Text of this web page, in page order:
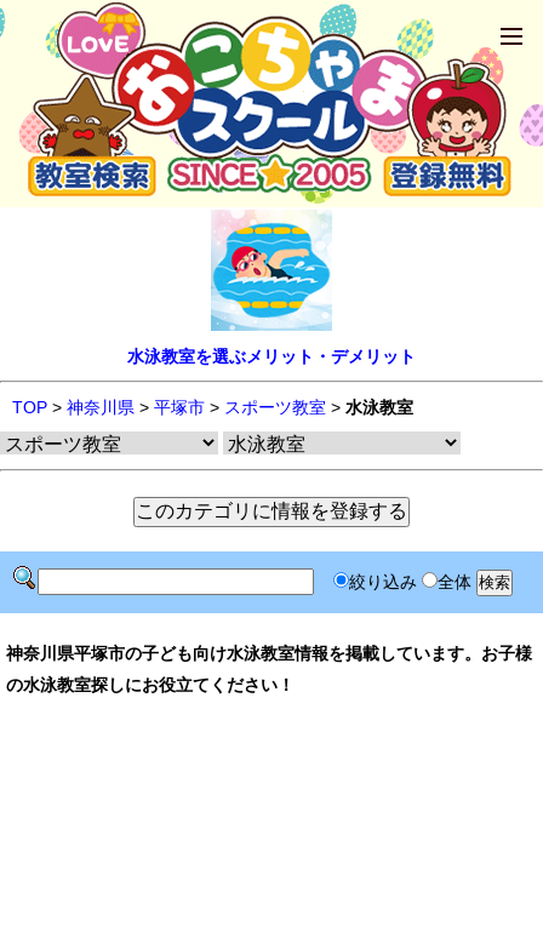
水泳教室を選ぶメリット・デメリット
TOP > 神奈川県 > 平塚市 > スポーツ教室 > 水泳教室
絞り込み 全体
神奈川県平塚市の子ども向け水泳教室情報を掲載しています。お子様
の水泳教室探しにお役立てください！